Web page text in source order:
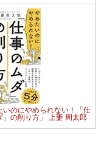
いのにやめられない！「仕
」の削り方」 上妻 周太郎